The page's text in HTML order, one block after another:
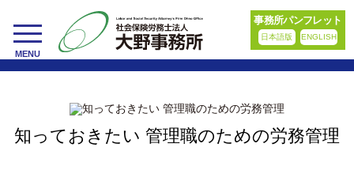
toggle
navigation
MENU
事務所パンフレット
日本語版 ENGLISH
知っておきたい 管理職のための労務管理